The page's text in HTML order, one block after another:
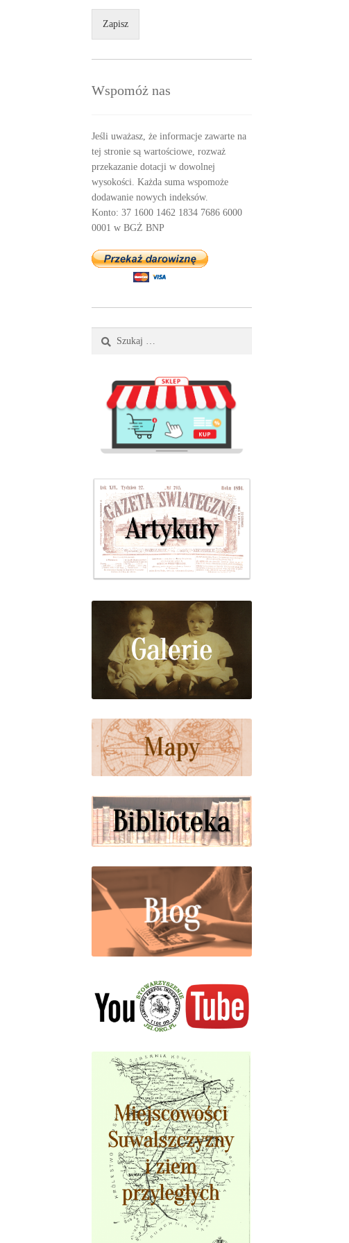
Zapisz
Wspomóż nas
Jeśli uważasz, że informacje zawarte na
tej stronie są wartościowe, rozważ
przekazanie dotacji w dowolnej
wysokości. Każda suma wspomoże
dodawanie nowych indeksów.
Konto: 37 1600 1462 1834 7686 6000
0001 w BGŻ BNP